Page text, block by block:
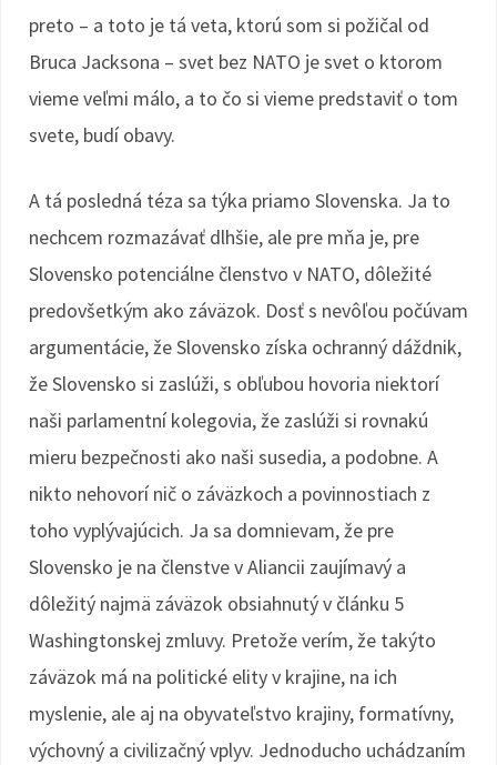
preto – a toto je tá veta, ktorú som si požičal od
Bruca Jacksona – svet bez NATO je svet o ktorom
vieme veľmi málo, a to čo si vieme predstaviť o tom
svete, budí obavy.
A tá posledná téza sa týka priamo Slovenska. Ja to
nechcem rozmazávať dlhšie, ale pre mňa je, pre
Slovensko potenciálne členstvo v NATO, dôležité
predovšetkým ako záväzok. Dosť s nevôľou počúvam
argumentácie, že Slovensko získa ochranný dáždnik,
že Slovensko si zaslúži, s obľubou hovoria niektorí
naši parlamentní kolegovia, že zaslúži si rovnakú
mieru bezpečnosti ako naši susedia, a podobne. A
nikto nehovorí nič o záväzkoch a povinnostiach z
toho vyplývajúcich. Ja sa domnievam, že pre
Slovensko je na členstve v Aliancii zaujímavý a
dôležitý najmä záväzok obsiahnutý v článku 5
Washingtonskej zmluvy. Pretože verím, že takýto
záväzok má na politické elity v krajine, na ich
myslenie, ale aj na obyvateľstvo krajiny, formatívny,
výchovný a civilizačný vplyv. Jednoducho uchádzaním